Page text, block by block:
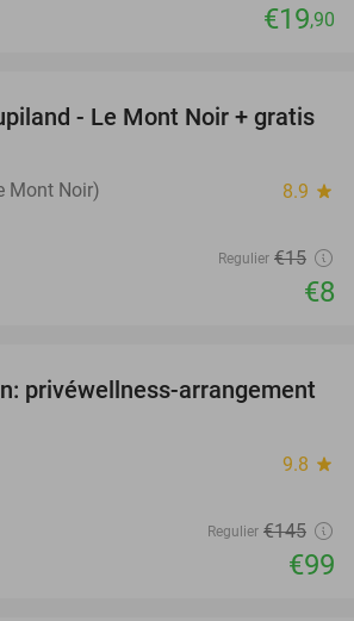
€19,90
47%
- Le Mont Noir + gratis
Mont Noir) 8.9 star
Regulier €15
€8
32%
privéwellness-arrangement
9.8 star
Regulier €145
€99